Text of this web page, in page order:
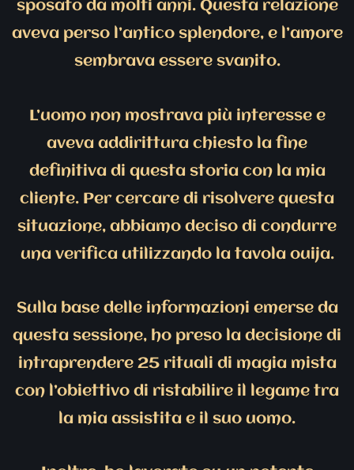
sposato da molti anni. Questa relazione
aveva perso l’antico splendore, e l’amore
sembrava essere svanito.
L’uomo non mostrava più interesse e
aveva addirittura chiesto la fine
definitiva di questa storia con la mia
cliente. Per cercare di risolvere questa
situazione, abbiamo deciso di condurre
una verifica utilizzando la tavola ouija.
Sulla base delle informazioni emerse da
questa sessione, ho preso la decisione di
intraprendere 25 rituali di magia mista
con l’obiettivo di ristabilire il legame tra
la mia assistita e il suo uomo.